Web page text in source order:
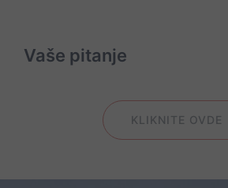
Vaše pitanje
KLIKNITE OVDE